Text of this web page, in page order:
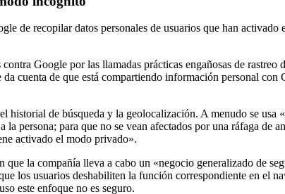
de recopilar datos personales de usuarios que han activado
Google por las llamadas prácticas engañosas de rastreo
cuenta de que está compartiendo información personal
de búsqueda y la geolocalización. A menudo se usa
persona; para que no se vean afectados por una ráfaga de
activado el modo privado».
la compañía lleva a cabo un «negocio generalizado de
los usuarios deshabiliten la función correspondiente en el
este enfoque no es seguro.